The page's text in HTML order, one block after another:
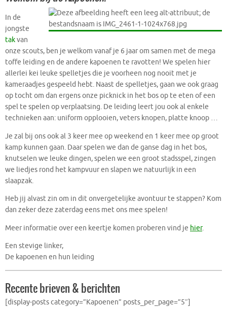
In de
jongste
takvan
onze scouts, ben je welkom vanaf je 6 jaar om samen met de mega
toffe leiding en de andere kapoenen te ravotten! We spelen hier
allerlei kei leuke spelletjes die je voorheen nog nooit met je
kameraadjes gespeeld hebt. Naast de spelletjes, gaan we ook graag
op tocht om dan ergens onze picknick in het bos op te eten of een
spel te spelen op verplaatsing. De leiding leert jou ook al enkele
technieken aan: uniform opplooien, veters knopen, platte knoop …
Je zal bij ons ook al 3 keer mee op weekend en 1 keer mee op groot
kamp kunnen gaan. Daar spelen we dan de ganse dag in het bos,
knutselen we leuke dingen, spelen we een groot stadsspel, zingen
we liedjes rond het kampvuur en slapen we natuurlijk in een
slaapzak.
Heb jij alvast zin om in dit onvergetelijke avontuur te stappen? Kom
dan zeker deze zaterdag eens met ons mee spelen!
Meer informatie over een keertje komen proberen vind je hier.
Een stevige linker,
De kapoenen en hun leiding
Recente brieven & berichten
[display-posts category=”Kapoenen” posts_per_page=”5″]